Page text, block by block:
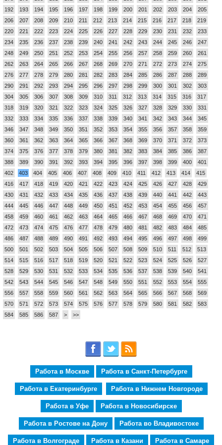
192
193 194 195 196 197 198 199 200 201 202 203 204
205
206
207 208 209 210 211 212 213 214 215 216 217 218
219
220
221 222 223 224 225 226 227 228 229 230 231 232
233
234
235 236 237 238 239 240 241 242 243 244 245 246
247
248
249 250 251 252 253 254 255 256 257 258 259 260
261
262
263 264 265 266 267 268 269 270 271 272 273 274
275
276
277 278 279 280 281 282 283 284 285 286 287 288
289
290
291 292 293 294 295 296 297 298 299 300 301 302
303
304
305 306 307 308 309 310 311 312 313 314 315 316
317
318
319 320 321 322 323 324 325 326 327 328 329 330
331
332
333 334 335 336 337 338 339 340 341 342 343 344
345
346
347 348 349 350 351 352 353 354 355 356 357 358
359
360
361 362 363 364 365 366 367 368 369 370 371 372
373
374
375 376 377 378 379 380 381 382 383 384 385 386
387
388
389 390 391 392 393 394 395 396 397 398 399 400
401
402
403 404 405 406 407 408 409 410 411 412 413 414
415
416
417 418 419 420 421 422 423 424 425 426 427 428
429
430
431 432 433 434 435 436 437 438 439 440 441 442
443
444
445 446 447 448 449 450 451 452 453 454 455 456
457
458
459 460 461 462 463 464 465 466 467 468 469 470
471
472
473 474 475 476 477 478 479 480 481 482 483 484
485
486
487 488 489 490 491 492 493 494 495 496 497 498
499
500
501 502 503 504 505 506 507 508 509 510 511 512
513
514
515 516 517 518 519 520 521 522 523 524 525 526
527
528
529 530 531 532 533 534 535 536 537 538 539 540
541
542
543 544 545 546 547 548 549 550 551 552 553 554
555
556
557 558 559 560 561 562 563 564 565 566 567 568
569
570
571 572 573 574 575 576 577 578 579 580 581 582
583
584
585 586 587 > >>
Работа в Москве Работа в Санкт-Петербурге
Работа в Екатеринбурге Работа в Нижнем Новгороде
Работа в Уфе Работа в Новосибирске
Работа в Ростове на Дону Работа во Владивостоке
Работа в Волгограде Работа в Казани Работа в Самаре